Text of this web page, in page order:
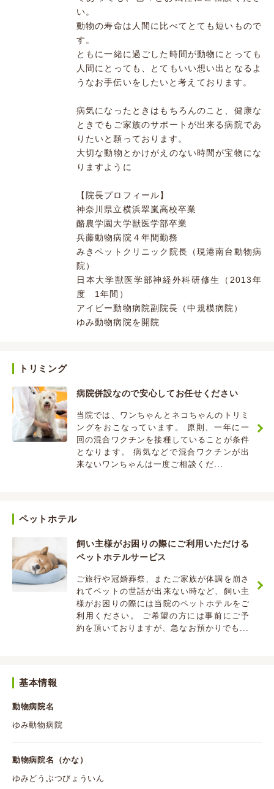
い。
動物の寿命は人間に比べてとても短いもので
す。
ともに一緒に過ごした時間が動物にとっても
人間にとっても、とてもいい想い出となるよ
うなお手伝いをしたいと考えております。
病気になったときはもちろんのこと、健康な
ときでもご家族のサポートが出来る病院であ
りたいと願っております。
大切な動物とかけがえのない時間が宝物にな
りますように
【院長プロフィール】
神奈川県立横浜翠嵐高校卒業
酪農学園大学獣医学部卒業
兵藤動物病院４年間勤務
みきペットクリニック院長（現港南台動物病
院）
日本大学獣医学部神経外科研修生（2013年
度 1年間）
アイビー動物病院副院長（中規模病院）
ゆみ動物病院を開院
トリミング
病院併設なので安心してお任せください
当院では、ワンちゃんとネコちゃんのトリミ
ングをおこなっています。 原則、一年に一
回の混合ワクチンを接種していることが条件
となります。 病気などで混合ワクチンが出
来ないワンちゃんは一度ご相談くだ...
ペットホテル
飼い主様がお困りの際にご利用いただける
ペットホテルサービス
ご旅行や冠婚葬祭、またご家族が体調を崩さ
れてペットの世話が出来ない時など、飼い主
様がお困りの際には当院のペットホテルをご
利用ください。 ご希望の方には事前にご予
約を頂いておりますが、急なお預かりでも...
基本情報
動物病院名
ゆみ動物病院
動物病院名（かな）
ゆみどうぶつびょういん